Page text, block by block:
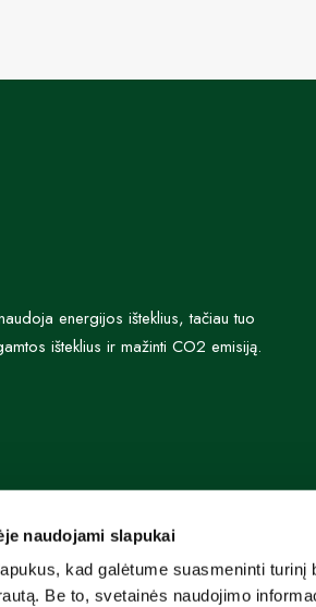
naudojami slapukai
kad galėtume suasmeninti
Be to, svetainės naudojimo
energijos išteklius, tačiau tuo
išteklius ir mažinti CO2 emisiją.